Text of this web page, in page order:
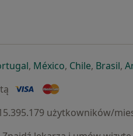
nowej karcie
się w nowej karcie
otwiera się w nowej
, Méxicootwiera się w
, Chileotwiera
, Brasil,
użytkowników/